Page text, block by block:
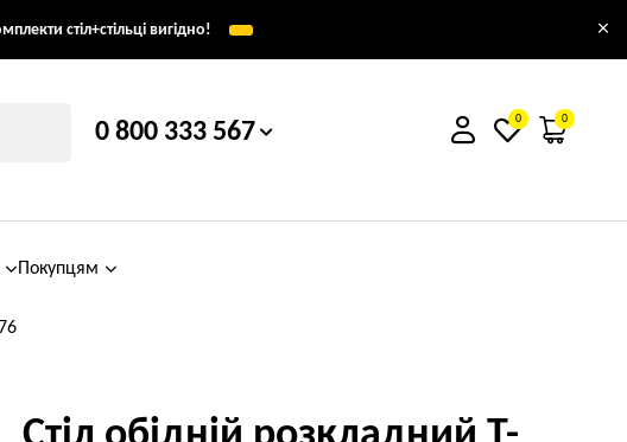
стіл+стільці вигідно! ×
0 800 333 567 0 0
Покупцям